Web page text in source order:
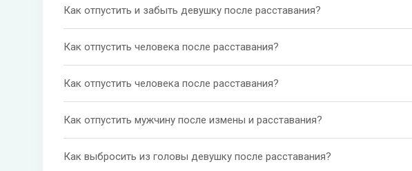
Как отпустить и забыть девушку после расставания?
Как отпустить человека после расставания?
Как отпустить человека после расставания?
Как отпустить мужчину после измены и расставания?
Как выбросить из головы девушку после расставания?